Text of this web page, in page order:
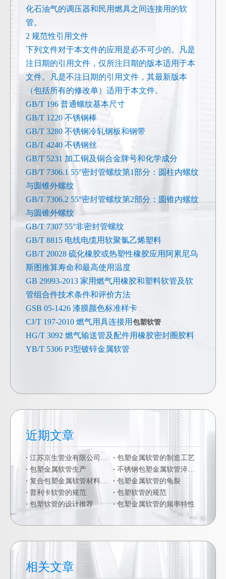
化石油气的调压器和民用燃具之间连接用的软
管。
2 规范性引用文件
下列文件对于本文件的应用是必不可少的。凡是
注日期的引用文件，仅所注日期的版本适用于本
文件。凡是不注日期的引用文件，其最新版本
（包括所有的修改单）适用于本文件。
GB/T 196 普通螺纹基本尺寸
GB/T 1220 不锈钢棒
GB/T 3280 不锈钢冷轧钢板和钢带
GB/T 4240 不锈钢丝
GB/T 5231 加工铜及铜合金牌号和化学成分
GB/T 7306.1 55°密封管螺纹第1部分：圆柱内螺纹
与圆锥外螺纹
GB/T 7306.2 55°密封管螺纹第2部分：圆锥内螺纹
与圆锥外螺纹
GB/T 7307 55°非密封管螺纹
GB/T 8815 电线电缆用软聚氯乙烯塑料
GB/T 20028 硫化橡胶或热塑性橡胶应用阿累尼乌
斯图推算寿命和最高使用温度
GB 29993-2013 家用燃气用橡胶和塑料软管及软
管组合件技术条件和评价方法
GSB 05-1426 漆膜颜色标准样卡
CJ/T 197-2010 燃气用具连接用 包塑软管
HG/T 3092 燃气输送管及配件用橡胶密封圈胶料
YB/T 5306 P3型镀锌金属软管
近期文章
江苏京生管业有限公司危险废物管理制度公司
包塑金属软管的制造工艺
包塑金属软管生产
不锈钢包塑金属软管淬火硬化
复合包塑金属软管材料的二次加工
包塑金属软管的龟裂
普利卡软管的规范
包塑软管的规范
包塑软管的设计推荐
包塑金属软管的频率特性
相关文章